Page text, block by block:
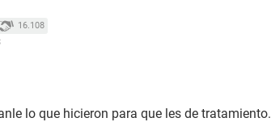
16.108
lo que hicieron para que les de tratamiento.